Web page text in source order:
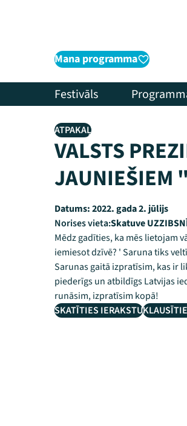
Mana programma
Festivāls
ATPAKAĻ
VALSTS
JAUNIEŠIEM
Datums:2022. gada 2. jūlijs
Norises vieta:Skatuve
Mēdz gadīties, ka mēs lietojam
iemiesot dzīvē? ' Saruna tiks
Sarunas gaitā izpratīsim, kas ir
piederīgs un atbildīgs Latvijas
runāsim, izpratīsim kopā!
SKATĪTIES IERAKSTU